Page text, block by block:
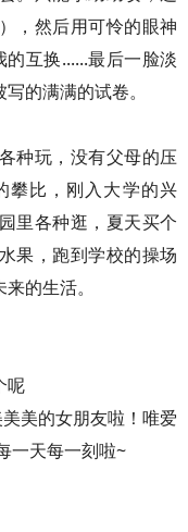
，然后用可怜的眼神
互换......最后一脸淡
的满满的试卷。
种玩，没有父母的压
攀比，刚入大学的兴
里各种逛，夏天买个
果，跑到学校的操场
的生活。
呢
美的女朋友啦！唯爱
一天每一刻啦~